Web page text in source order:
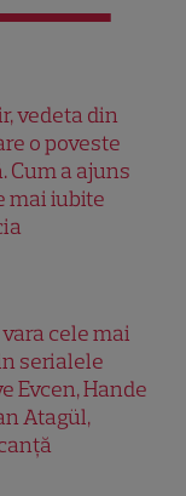
vedeta din
o poveste
Cum a ajuns
mai iubite
cele mai
serialele
Evcen, Hande
Atagül,